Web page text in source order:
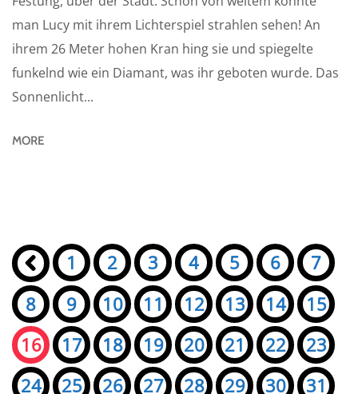
man Lucy mit ihrem Lichterspiel strahlen sehen! An
ihrem 26 Meter hohen Kran hing sie und spiegelte
funkelnd wie ein Diamant, was ihr geboten wurde. Das
Sonnenlicht...
MORE
Seiten:
« 1 2 3 4 5 6
7
8
9 10 11 12 13 14
15
16
17 18 19 20 21 22
23
24
25 26 27 28 29 30
31